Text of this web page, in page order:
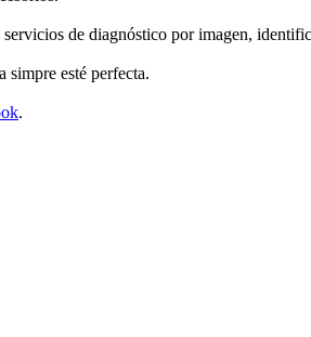
de diagnóstico por imagen,
simpre esté perfecta.
.